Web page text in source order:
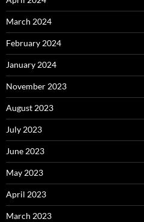
March 2024
February 2024
January 2024
November 2023
August 2023
July 2023
June 2023
May 2023
April 2023
March 2023